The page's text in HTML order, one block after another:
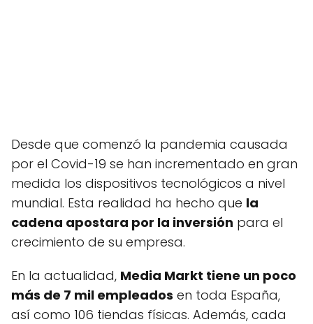
Desde que comenzó la pandemia causada
por el Covid-19 se han incrementado en gran
medida los dispositivos tecnológicos a nivel
mundial. Esta realidad ha hecho que la
cadena apostara por la inversión para el
crecimiento de su empresa.
En la actualidad, Media Markt tiene un poco
más de 7 mil empleados en toda España,
así como 106 tiendas físicas. Además, cada